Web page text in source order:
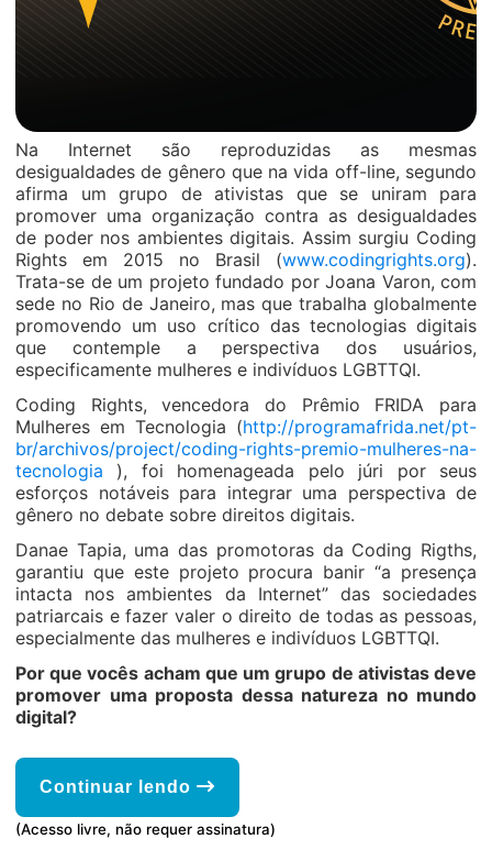
Na Internet são reproduzidas as mesmas
desigualdades de gênero que na vida off-line, segundo
afirma um grupo de ativistas que se uniram para
promover uma organização contra as desigualdades
de poder nos ambientes digitais. Assim surgiu Coding
Rights em 2015 no Brasil (www.codingrights.org).
Trata-se de um projeto fundado por Joana Varon, com
sede no Rio de Janeiro, mas que trabalha globalmente
promovendo um uso crítico das tecnologias digitais
que contemple a perspectiva dos usuários,
especificamente mulheres e indivíduos LGBTTQI.
Coding Rights, vencedora do Prêmio FRIDA para
Mulheres em Tecnologia (http://programafrida.net/pt-
br/archivos/project/coding-rights-premio-mulheres-na-
tecnologia ), foi homenageada pelo júri por seus
esforços notáveis para integrar uma perspectiva de
gênero no debate sobre direitos digitais.
Danae Tapia, uma das promotoras da Coding Rigths,
garantiu que este projeto procura banir “a presença
intacta nos ambientes da Internet” das sociedades
patriarcais e fazer valer o direito de todas as pessoas,
especialmente das mulheres e indivíduos LGBTTQI.
Por que vocês acham que um grupo de ativistas deve
promover uma proposta dessa natureza no mundo
digital?
Continuar lendo
(Acesso livre, não requer assinatura)